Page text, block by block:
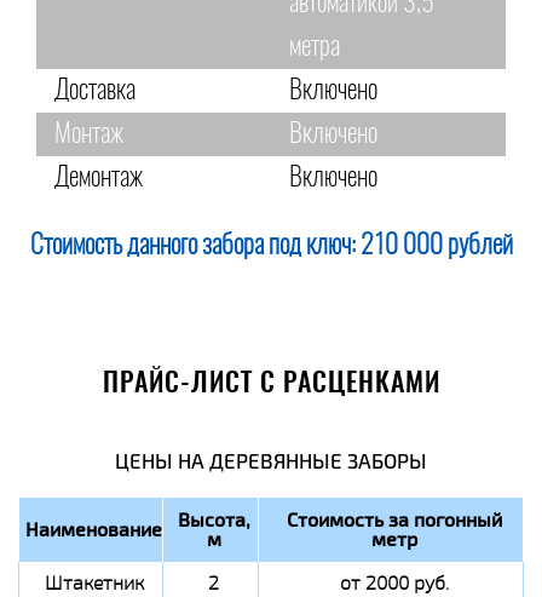
метра
Доставка
Включено
Монтаж
Включено
Демонтаж
Включено
Стоимость данного забора под ключ: 210 000 рублей
ПРАЙС-ЛИСТ С РАСЦЕНКАМИ
ЦЕНЫ НА ДЕРЕВЯННЫЕ ЗАБОРЫ
Наименование Высота,
м
Стоимость за погонный
метр
Штакетник 2
от 2000 руб.